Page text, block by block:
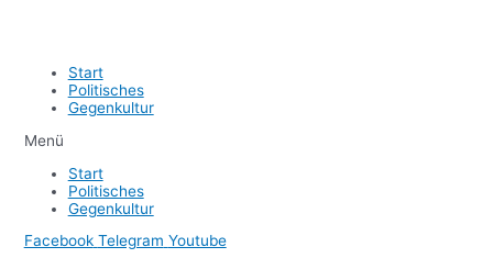
Start
Politisches
Gegenkultur
Menü
Start
Politisches
Gegenkultur
Facebook Telegram Youtube